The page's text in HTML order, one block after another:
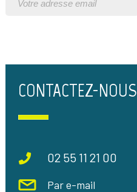
CONTACTEZ-NOUS
02 55 11 21 00
Par e-mail